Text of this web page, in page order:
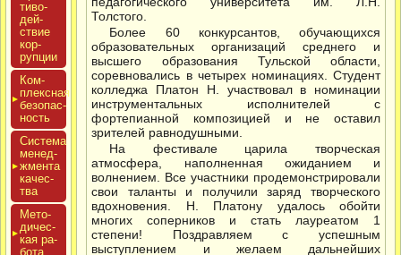
тиво­
дей­
ствие
кор­
рупции
Ком­
плексная
бе­зопас­
ность
Сис­те­ма
ме­нед­
жмен­та
ка­чес­
тва
Мето­
дичес­
кая ра­
бота
Толстого.
Более 60 конкурсантов, обучающихся
образовательных организаций среднего и
высшего образования Тульской области,
соревновались в четырех номинациях. Студент
колледжа Платон Н. участвовал в номинации
инструментальных исполнителей с
фортепианной композицией и не оставил
зрителей равнодушными.
На фестивале царила творческая
атмосфера, наполненная ожиданием и
волнением. Все участники продемонстрировали
свои таланты и получили заряд творческого
вдохновения. Н. Платону удалось обойти
многих соперников и стать лауреатом 1
степени! Поздравляем с успешным
выступлением и желаем дальнейших